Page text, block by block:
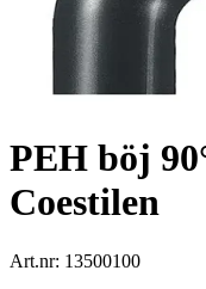
PEH böj
Coestilen
Art.nr: 13500100